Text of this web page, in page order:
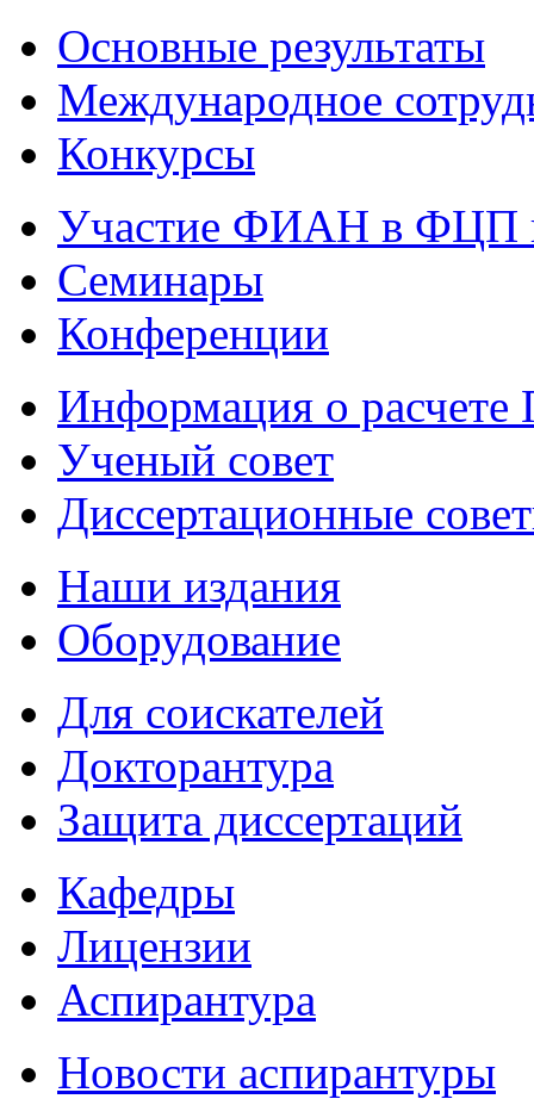
Основные результаты
Международное
Конкурсы
Участие ФИАН в ФЦП
Семинары
Конференции
Информация о
Ученый совет
Диссертационные
Наши издания
Оборудование
Для соискателей
Докторантура
Защита диссертаций
Кафедры
Лицензии
Аспирантура
Новости аспирантуры